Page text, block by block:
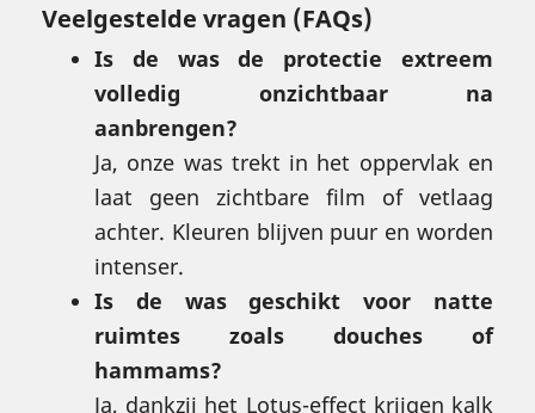
Veelgestelde vragen (FAQs)
Is de was de protectie extreem
volledig onzichtbaar na
aanbrengen?
Ja, onze was trekt in het oppervlak en
laat geen zichtbare film of vetlaag
achter. Kleuren blijven puur en worden
intenser.
Is de was geschikt voor natte
ruimtes zoals douches of
hammams?
Ja, dankzij het Lotus-effect krijgen kalk